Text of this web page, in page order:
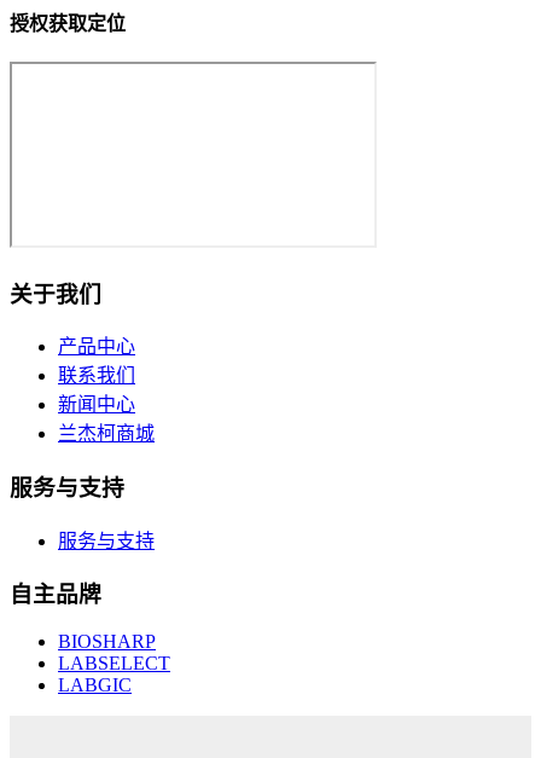
授权获取定位
关于我们
产品中心
联系我们
新闻中心
兰杰柯商城
服务与支持
服务与支持
自主品牌
BIOSHARP
LABSELECT
LABGIC